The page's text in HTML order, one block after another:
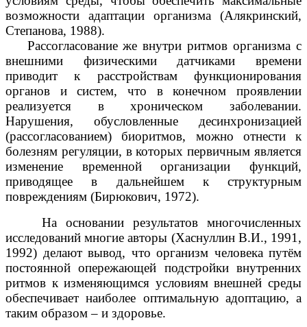
возможности адаптации организма (Алякринский,
Степанова, 1988).
Рассогласование же внутри ритмов организма с
внешними физическими датчиками времени
приводит к расстройствам функционирования
органов и систем, что в конечном проявлении
реализуется в хроническом заболевании.
Нарушения, обусловленные десинхронизацией
(рассогласованием) биоритмов, можно отнести к
болезням регуляции, в которых первичным является
изменение временной организации функций,
приводящее в дальнейшем к структурным
повреждениям (Бирюкович, 1972).
На основании результатов многочисленных
исследований многие авторы (Хаснуллин В.И., 1991,
1992) делают вывод, что организм человека путём
постоянной опережающей подстройки внутренних
ритмов к изменяющимся условиям внешней среды
обеспечивает наиболее оптимальную адоптацию, а
таким образом – и здоровье.